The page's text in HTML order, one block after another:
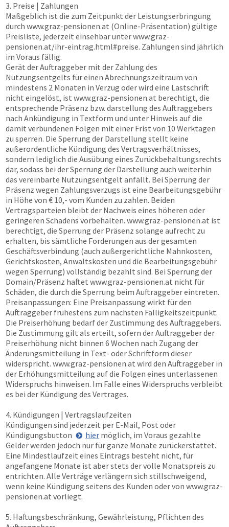
3. Preise | Zahlungen
Maßgeblich ist die zum Zeitpunkt der Leistungserbringung
durch www.graz-pensionen.at (Online-Präsentation) gültige
Preisliste, jederzeit einsehbar unterwww.graz-
pensionen.at/ihr-eintrag.html#preise. Zahlungen sind jährlich
im Voraus fällig.
Gerät der Auftraggeber mit der Zahlung des
Nutzungsentgelts für einen Abrechnungszeitraum von
mindestens 2 Monaten in Verzug oder wird eine Lastschrift
nicht eingelöst, ist www.graz-pensionen.at berechtigt, die
entsprechende Präsenz bzw. darstellung des Auftraggebers
nach Ankündigung in Textform und unter Hinweis auf die
damit verbundenen Folgen mit einer Frist von 10 Werktagen
zu sperren. Die Sperrung der Darstellung stellt keine
außerordentliche Kündigung des Vertragsverhältnisses,
sondern lediglich die Ausübung eines Zurückbehaltungsrechts
dar, sodass bei der Sperrung der Darstellung auch weiterhin
das vereinbarte Nutzungsentgelt anfällt. Bei Sperrung der
Präsenz wegen Zahlungsverzugs ist eine Bearbeitungsgebühr
in Höhe von € 10,- vom Kunden zu zahlen. Beiden
Vertragsparteien bleibt der Nachweis eines höheren oder
geringeren Schadens vorbehalten. www.graz-pensionen.at ist
berechtigt, die Sperrung der Präsenz solange aufrecht zu
erhalten, bis sämtliche Forderungen aus der gesamten
Geschäftsverbindung (auch außergerichtliche Mahnkosten,
Gerichtskosten, Anwaltskosten und die Bearbeitungsgebühr
wegen Sperrung) vollständig bezahlt sind. Bei Sperrung der
Domain/Präsenz haftet www.graz-pensionen.at nicht für
Schäden, die durch die Sperrung beim Auftraggeber eintreten.
Preisanpassungen: Eine Preisanpassung wirkt für den
Auftraggeber frühestens zum nächsten Fälligkeitszeitpunkt.
Die Preiserhöhung bedarf der Zustimmung des Auftraggebers.
Die Zustimmung gilt als erteilt, sofern der Auftraggeber der
Preiserhöhung nicht binnen 6 Wochen nach Zugang der
Änderungsmitteilung in Text- oder Schriftform dieser
widerspricht. www.graz-pensionen.at wird den Auftraggeber in
der Erhöhungsmitteilung auf die Folgen eines unterlassenen
Widerspruchs hinweisen. Im Falle eines Widerspruchs verbleibt
es bei der Kündigung des Vertrages.
4. Kündigungen | Vertragslaufzeiten
Kündigungen sind jederzeit per E-Mail, Post oder
Kündigungsbutton
hier möglich, im Voraus gezahlte
Gelder werden jedoch nur für ganze Monate zurückerstattet.
Eine Mindestlaufzeit eines Eintrags besteht nicht, für
angefangene Monate ist aber stets der volle Monatspreis zu
entrichten. Alle Verträge verlängern sich stillschweigend,
wenn keine Kündigung seitens des Kunden oder von www.graz-
pensionen.at vorliegt.
5. Haftungsbeschränkung, Gewährleistung, Pflichten des